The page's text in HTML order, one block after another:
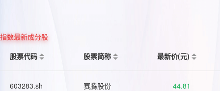
指数最新成分股
股票代码
股票简称 最新价(元)
603283.sh 赛腾股份 44.81